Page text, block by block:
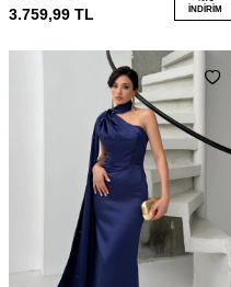
3.759,99 TL
İNDIRIM